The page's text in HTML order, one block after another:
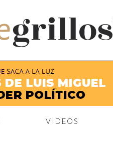
VIDEOS